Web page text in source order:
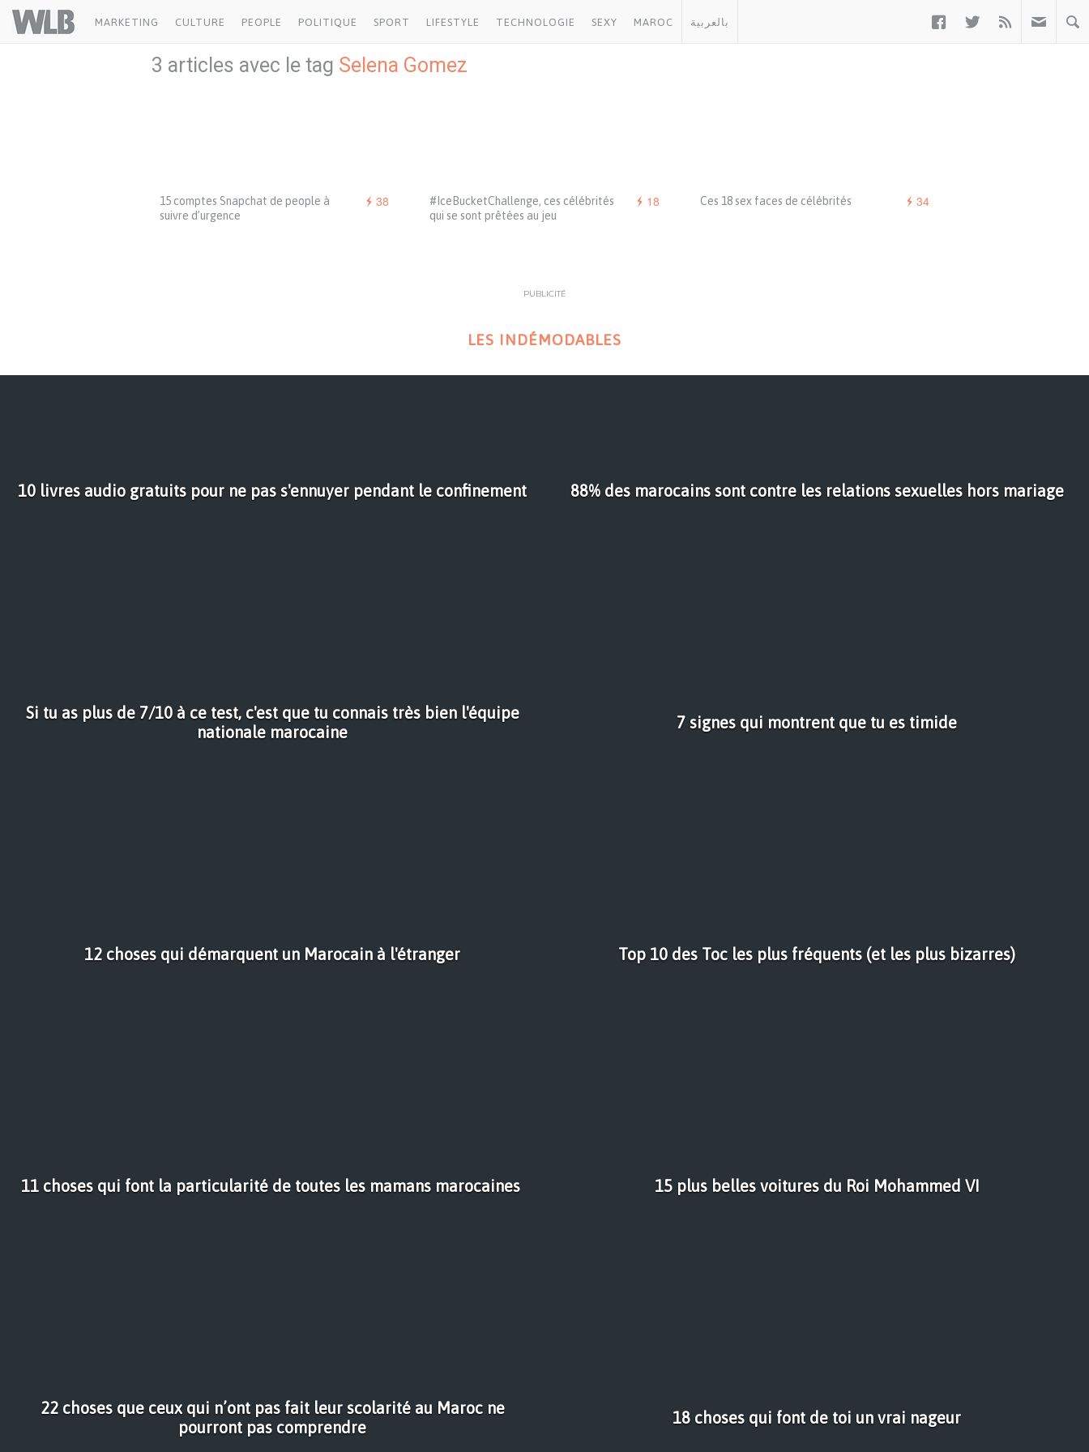
Welovebuzz
MARKETING CULTURE PEOPLE POLITIQUE SPORT LIFESTYLE TECHNOLOGIE SEXY MAROC بالعربية   
3 articles avec le tag Selena Gomez
38
15 comptes Snapchat de people à
suivre d’urgence
18
#IceBucketChallenge, ces célébrités
qui se sont prêtées au jeu
34
Ces 18 sex faces de célébrités
PUBLICITÉ
LES INDÉMODABLES
10 livres audio gratuits pour ne pas s'ennuyer pendant le confinement 88% des marocains sont contre les relations sexuelles hors mariage
Si tu as plus de 7/10 à ce test, c'est que tu connais très bien l'équipe
nationale marocaine
7 signes qui montrent que tu es timide
12 choses qui démarquent un Marocain à l'étranger Top 10 des Toc les plus fréquents (et les plus bizarres)
11 choses qui font la particularité de toutes les mamans marocaines 15 plus belles voitures du Roi Mohammed VI
22 choses que ceux qui n’ont pas fait leur scolarité au Maroc ne
pourront pas comprendre
18 choses qui font de toi un vrai nageur